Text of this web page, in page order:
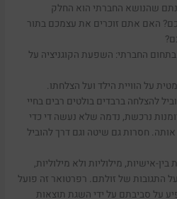
שהנושא החברתי הוא החלק
האם אתם זוכרים את עצמכם בתור
החברתי: השפעת הקוגניציה על
על הוויית הילד ועל הצלחתו.
להצלחה ברבדים בולטים רבים בחיי
נרכשת, נדמה שלא נעשה די כדי
חסרות גם שיטה וגם דרך להוביל
אישיות, מילוליות ולא מילוליות,
התגובות של זולתם. רפרטואר זה פועל
על סביבתם על ידי השגת תוצאות